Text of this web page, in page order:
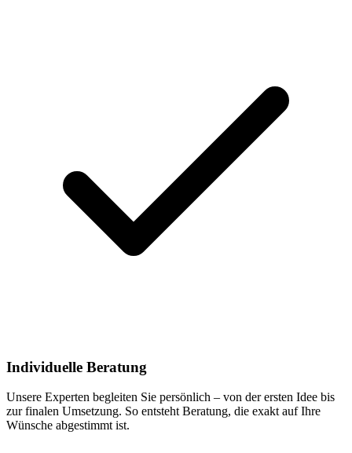
Individuelle Beratung
Unsere Experten begleiten Sie persönlich – von der ersten Idee bis
zur finalen Umsetzung. So entsteht Beratung, die exakt auf Ihre
Wünsche abgestimmt ist.